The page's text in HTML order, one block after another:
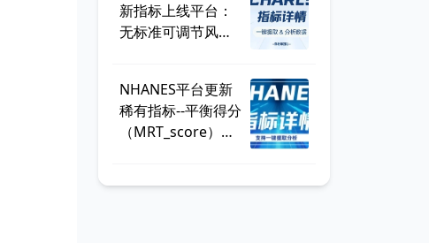
新指标上线平台：
无标准可调节风险
NHANES平台更新
稀有指标--平衡得分
（MRT_score），